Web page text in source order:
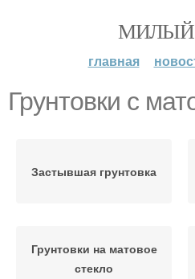
главная
Грунтовки с
Застывшая грунтовка
Грунтовки на матовое
стекло